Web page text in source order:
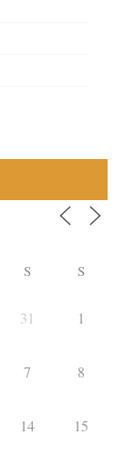
S S
31 1
7 8
14 15